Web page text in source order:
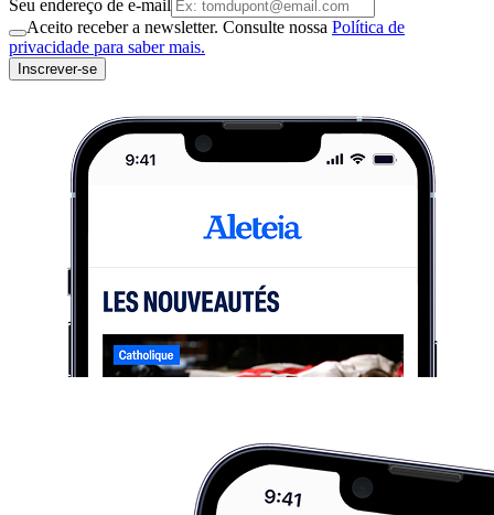
Seu endereço de e-mail
Aceito receber a newsletter. Consulte nossa Política de
privacidade para saber mais.
Inscrever-se